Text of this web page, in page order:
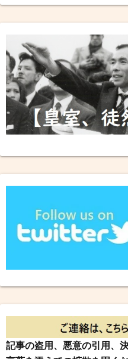
記事の盗用、悪意の引用、